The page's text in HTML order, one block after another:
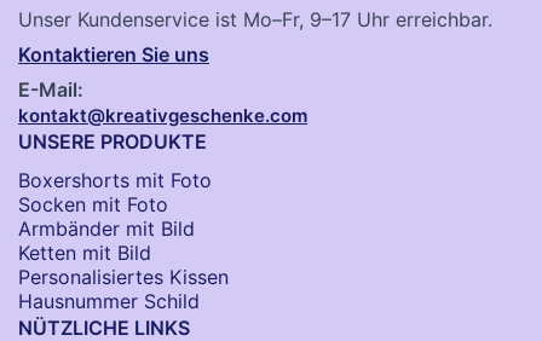
Unser Kundenservice ist Mo–Fr, 9–17 Uhr erreichbar.
Kontaktieren Sie uns
E-Mail:
kontakt@kreativgeschenke.com
UNSERE PRODUKTE
Boxershorts mit Foto
Socken​ mit Foto
Armbänder mit Bild​
Ketten mit Bild
Personalisiertes Kissen
Hausnummer Schild
NÜTZLICHE LINKS